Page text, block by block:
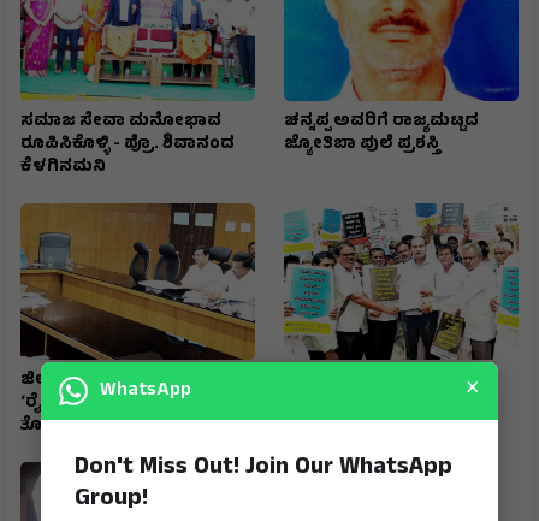
ಸಮಾಜ ಸೇವಾ ಮನೋಭಾವ
ರೂಪಿಸಿಕೊಳ್ಳಿ - ಪ್ರೊ. ಶಿವಾನಂದ
ಕೆಳಗಿನಮನಿ
ಚನ್ನಪ್ಪ ಅವರಿಗೆ ರಾಜ್ಯಮಟ್ಟದ
ಜ್ಯೋತಿಬಾ ಪುಲೆ ಪ್ರಶಸ್ತಿ
ಜಿಲ್ಲಾ ಟಾಸ್‌‌ಕೆರ್ಸ್ ಸಮಿತಿ ಸಭೆ
‘ರೈತರಿಗೆ ಯಾವುದೇ
ತೊಂದರೆಯಾಗದಂತೆ ನೋಡಿಕೊಳ್ಳಿ’
ಮಾಡಿಕೊಡಲು ಆಗ್ರಹ
WhatsApp ×
Don't Miss Out! Join Our WhatsApp
Group!